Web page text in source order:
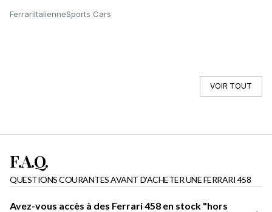
FerrariItalienneSports Cars
VOIR TOUT
F.A.Q.
QUESTIONS COURANTES AVANT D'ACHETER UNE FERRARI 458
Avez-vous accès à des Ferrari 458 en stock "hors